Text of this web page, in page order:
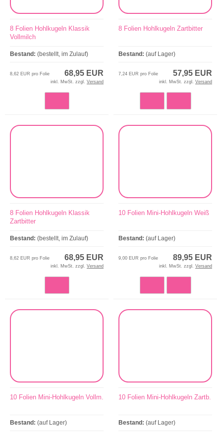
8 Folien Hohlkugeln Klassik
Vollmilch
Bestand: (bestellt, im Zulauf)
68,95 EUR
8,62 EUR pro Folie
inkl. MwSt. zzgl. Versand
8 Folien Hohlkugeln Zartbitter
Bestand: (auf Lager)
57,95 EUR
7,24 EUR pro Folie
inkl. MwSt. zzgl. Versand
8 Folien Hohlkugeln Klassik
Zartbitter
Bestand: (bestellt, im Zulauf)
68,95 EUR
8,62 EUR pro Folie
inkl. MwSt. zzgl. Versand
10 Folien Mini-Hohlkugeln Weiß
Bestand: (auf Lager)
89,95 EUR
9,00 EUR pro Folie
inkl. MwSt. zzgl. Versand
10 Folien Mini-Hohlkugeln Vollm.
Bestand: (auf Lager)
10 Folien Mini-Hohlkugeln Zartb.
Bestand: (auf Lager)